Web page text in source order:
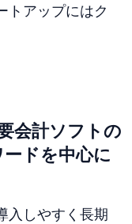
トアップにはク
会計ソフトの
ドを中心に
入しやすく長期